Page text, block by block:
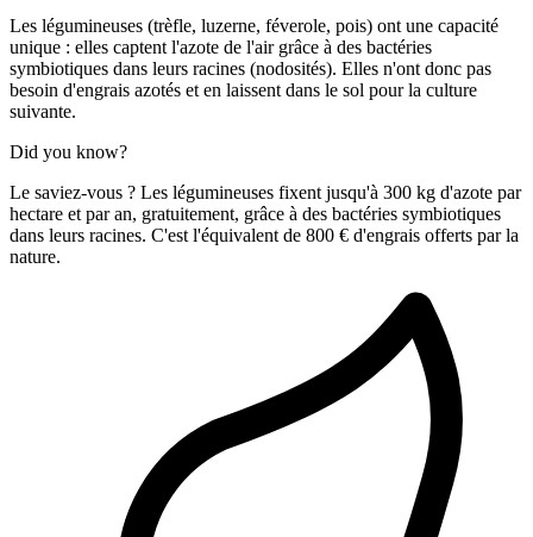
Les légumineuses (trèfle, luzerne, féverole, pois) ont une capacité
unique : elles captent l'azote de l'air grâce à des bactéries
symbiotiques dans leurs racines (nodosités). Elles n'ont donc pas
besoin d'engrais azotés et en laissent dans le sol pour la culture
suivante.
Did you know?
Le saviez-vous ? Les légumineuses fixent jusqu'à 300 kg d'azote par
hectare et par an, gratuitement, grâce à des bactéries symbiotiques
dans leurs racines. C'est l'équivalent de 800 € d'engrais offerts par la
nature.